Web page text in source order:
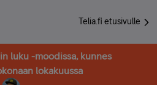
Telia.fi etusivulle
luku -moodissa, kunnes
lokakuussa